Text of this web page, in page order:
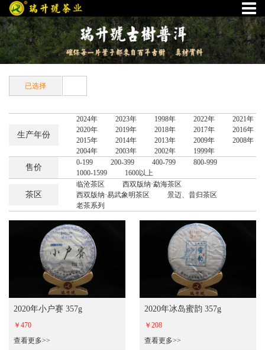
已选择
生产年份
2024年 2023年 1998年 2022年
2021年
2020年
2019年 2018年 2017年
2016年
2015年
2014年 2013年 2009年
2008年
2004年
2003年 2002年 1999年
售价
0-199 200-399 400-799
800-999
1000-1599
1600以上
茶区
临沧茶区
西双版纳·勐海茶区
西双版纳·易武象明茶区
景迈、昔归茶区
老茶系列
2020年小户赛 357g
￥470
查看更多>>
2020年冰岛蜜韵 357g
￥208
查看更多>>